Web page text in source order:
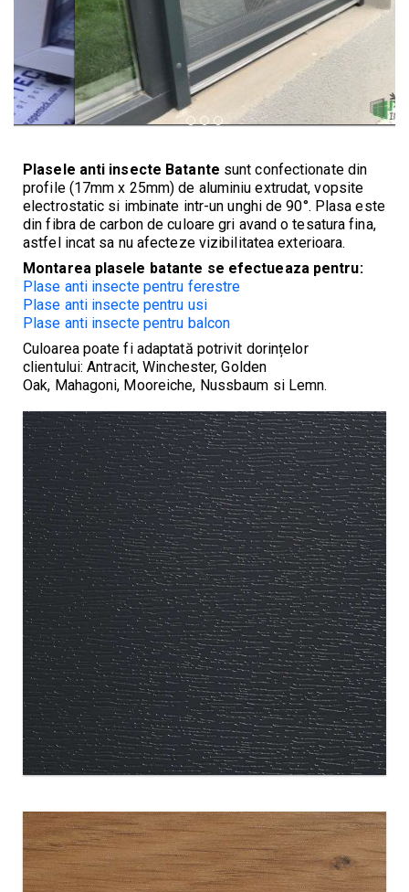
Plasele anti insecte Batante sunt confectionate din
profile (17mm x 25mm) de aluminiu extrudat, vopsite
electrostatic si imbinate intr-un unghi de 90°. Plasa este
din fibra de carbon de culoare gri avand o tesatura fina,
astfel incat sa nu afecteze vizibilitatea exterioara.
Montarea plasele batante se efectueaza pentru:
Plase anti insecte pentru ferestre
Plase anti insecte pentru usi
Plase anti insecte pentru balcon
Culoarea poate fi adaptată potrivit dorințelor
clientului: Antracit, Winchester, Golden
Oak, Mahagoni, Mooreiche, Nussbaum si Lemn.